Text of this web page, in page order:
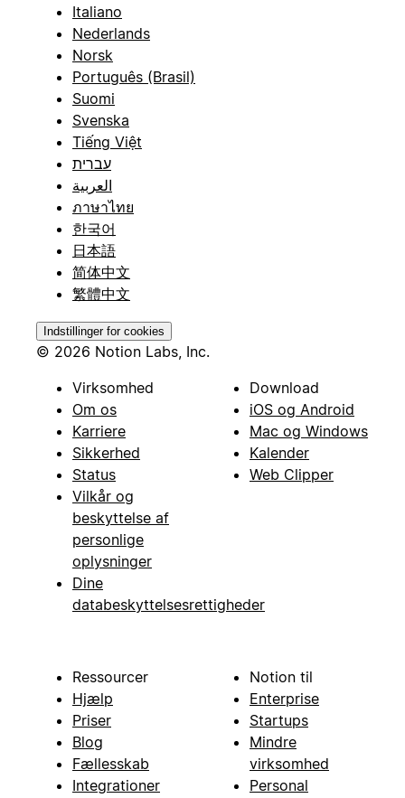
Italiano
Nederlands
Norsk
Português (Brasil)
Suomi
Svenska
Tiếng Việt
עברית
العربية
ภาษาไทย
한국어
日本語
简体中文
繁體中文
Indstillinger for cookies
© 2026 Notion Labs, Inc.
Virksomhed
Om os
Karriere
Sikkerhed
Status
Vilkår og
beskyttelse af
personlige
oplysninger
Dine
databeskyttelsesrettigheder
Download
iOS og Android
Mac og Windows
Kalender
Web Clipper
Ressourcer
Hjælp
Priser
Blog
Fællesskab
Integrationer
Notion til
Enterprise
Startups
Mindre
virksomhed
Personal